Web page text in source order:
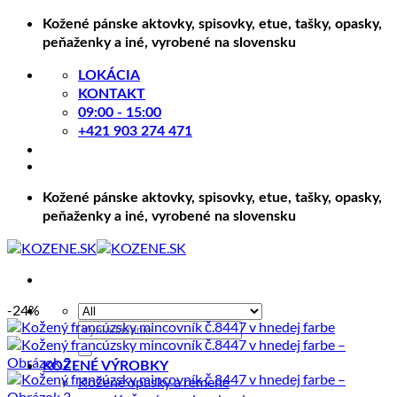
Skip
content
Kožené pánske aktovky, spisovky, etue, tašky, opasky,
peňaženky a iné, vyrobené na slovensku
LOKÁCIA
KONTAKT
09:00 - 15:00
+421 903 274 471
Kožené pánske aktovky, spisovky, etue, tašky, opasky,
peňaženky a iné, vyrobené na slovensku
Hľadať:
KOŽENÉ VÝROBKY
Kožené opasky a remene
-24%